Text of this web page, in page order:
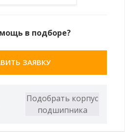
в подборе?
ЗАЯВКУ